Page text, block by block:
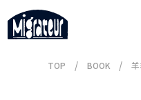
TOP BOOK